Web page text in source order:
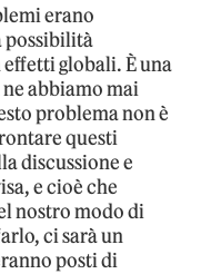
erano
possibilità
globali. È una
abbiamo mai
problema non è
questi
discussione e
e cioè che
nostro modo di
ci sarà un
posti di